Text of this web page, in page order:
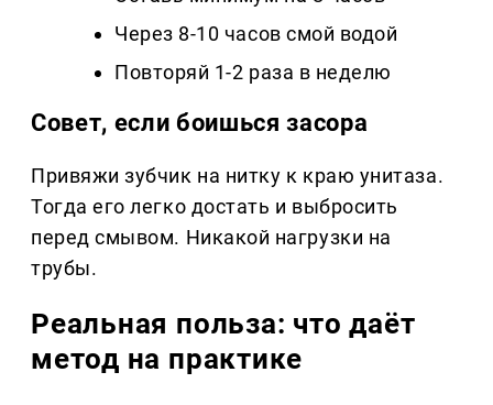
Через 8-10 часов смой водой
Повторяй 1-2 раза в неделю
Совет, если боишься засора
Привяжи зубчик на нитку к краю унитаза.
Тогда его легко достать и выбросить
перед смывом. Никакой нагрузки на
трубы.
Реальная польза: что даёт
метод на практике